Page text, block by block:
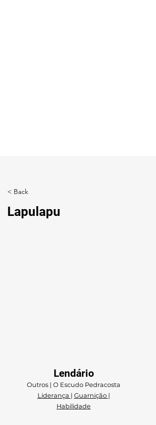
< Back
Lapulapu
Lendário
Outros | O Escudo Pedracosta
Liderança | Guarnição |
Habilidade